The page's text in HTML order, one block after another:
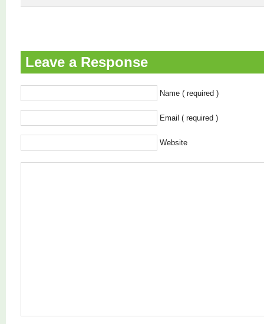
Leave a Response
Name ( required )
Email ( required )
Website